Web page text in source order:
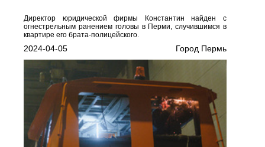
Директор юридической фирмы Константин найден с
огнестрельным ранением головы в Перми, случившимся в
квартире его брата-полицейского.
2024-04-05 Город Пермь